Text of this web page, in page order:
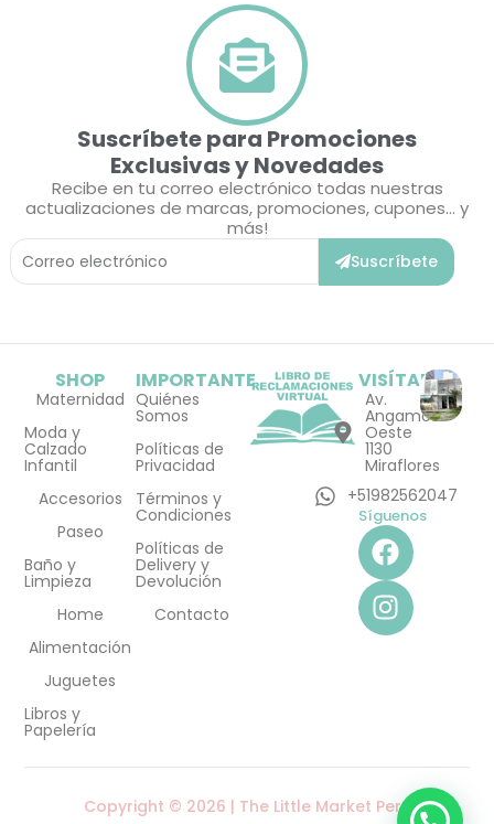
Suscríbete para Promociones
Exclusivas y Novedades
Recibe en tu correo electrónico todas nuestras
actualizaciones de marcas, promociones, cupones... y
más!
Correo
Electrónico
Suscríbete
SHOP
Maternidad
Moda y
Calzado
Infantil
Accesorios
Paseo
Baño y
Limpieza
Home
Alimentación
Juguetes
Libros y
Papelería
IMPORTANTE
Quiénes
Somos
Políticas de
Privacidad
Términos y
Condiciones
Políticas de
Delivery y
Devolución
Contacto
VISÍTANOS
Av.
Angamos
Oeste
1130
Miraflores
+51982562047
Síguenos
F
a
c
e
b
I
n
s
t
a
m
Copyright © 2026 | The Little Market Perú